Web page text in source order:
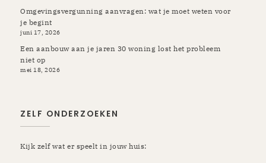
Omgevingsvergunning aanvragen: wat je moet weten voor
je begint
juni 17, 2026
Een aanbouw aan je jaren 30 woning lost het probleem
niet op
mei 18, 2026
ZELF ONDERZOEKEN
Kijk zelf wat er speelt in jouw huis: